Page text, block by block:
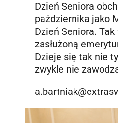
Dzień Seniora
października jako
Dzień Seniora.
zasłużoną
Dzieje się tak nie
zwykle nie